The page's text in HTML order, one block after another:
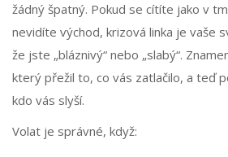
žádný špatný. Pokud se cítíte jako v
nevidíte východ, krizová linka je vaše
že jste „bláznivý“ nebo „slabý“.
který přežil to, co vás zatlačilo, a teď
kdo vás slyší.
Volat je správné, když: